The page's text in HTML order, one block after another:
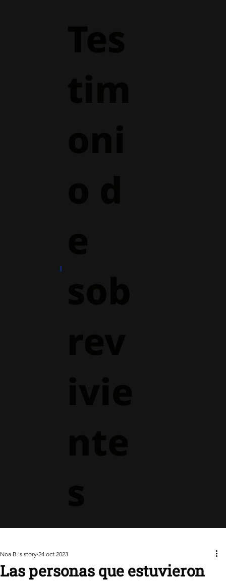
Las personas que estuvieron
Noa B.'s story 24 oct 2023